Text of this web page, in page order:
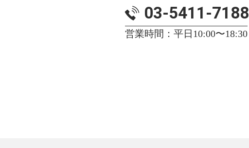
03-5411-7188
営業時間：平日10:00〜18:30